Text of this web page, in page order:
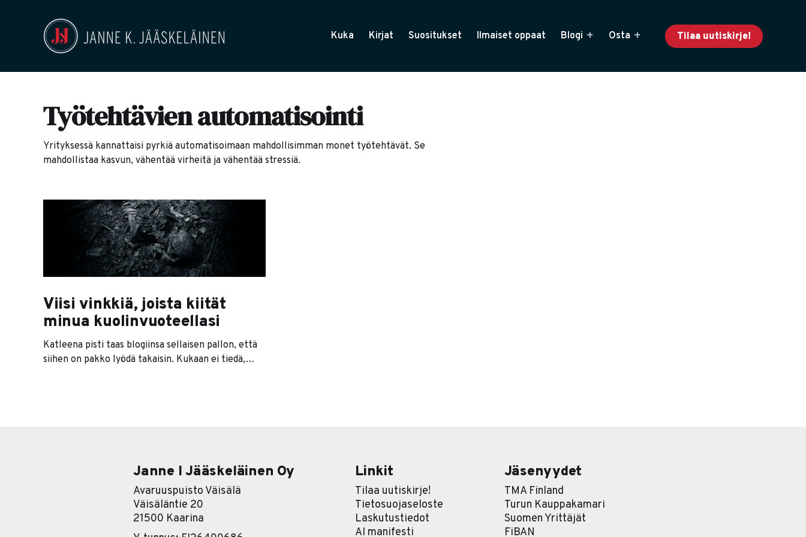
Kuka Kirjat Suositukset Ilmaiset oppaat Blogi Osta Tilaa uutiskirje!
Työtehtävien automatisointi
Yrityksessä kannattaisi pyrkiä automatisoimaan mahdollisimman monet työtehtävät. Se
mahdollistaa kasvun, vähentää virheitä ja vähentää stressiä.
Viisi vinkkiä, joista kiität
minua kuolinvuoteellasi
Katleena pisti taas blogiinsa sellaisen pallon, että
siihen on pakko lyödä takaisin. Kukaan ei tiedä,
Janne I Jääskeläinen Oy
Avaruuspuisto Väisälä
Väisäläntie 20
21500 Kaarina
Linkit
Tilaa uutiskirje!
Tietosuojaseloste
Laskutustiedot
AI manifesti
Jäsenyydet
TMA Finland
Turun Kauppakamari
Suomen Yrittäjät
FiBAN